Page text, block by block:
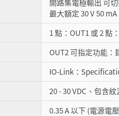
最大額定 30 V 50
1 點：OUT1 或 2 點
OUT2 可指定功能
IO-Link：
20 - 30 VDC、包含紋
0.35 A 以下 (電源電